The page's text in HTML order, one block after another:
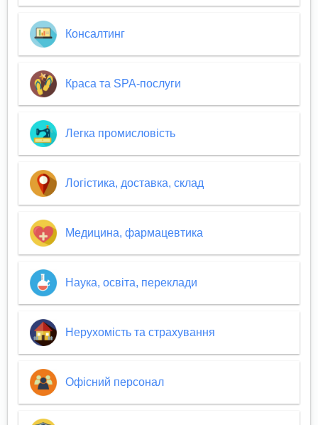
Консалтинг
Краса та SPA-послуги
Легка промисловість
Логістика, доставка, склад
Медицина, фармацевтика
Наука, освіта, переклади
Нерухомість та страхування
Офісний персонал